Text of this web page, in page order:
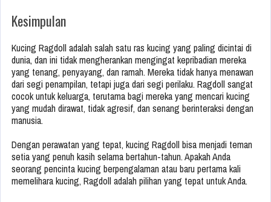
Kesimpulan
Kucing Ragdoll adalah salah satu ras kucing yang paling dicintai di
dunia, dan ini tidak mengherankan mengingat kepribadian mereka
yang tenang, penyayang, dan ramah. Mereka tidak hanya menawan
dari segi penampilan, tetapi juga dari segi perilaku. Ragdoll sangat
cocok untuk keluarga, terutama bagi mereka yang mencari kucing
yang mudah dirawat, tidak agresif, dan senang berinteraksi dengan
manusia.
Dengan perawatan yang tepat, kucing Ragdoll bisa menjadi teman
setia yang penuh kasih selama bertahun-tahun. Apakah Anda
seorang pencinta kucing berpengalaman atau baru pertama kali
memelihara kucing, Ragdoll adalah pilihan yang tepat untuk Anda.